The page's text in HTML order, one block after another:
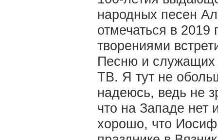
народных песен
отмечаться в 2019
творениями
Песню и служащих
ТВ. Я тут не
надеюсь, ведь не
что на Западе нет
хорошо, что Иосиф